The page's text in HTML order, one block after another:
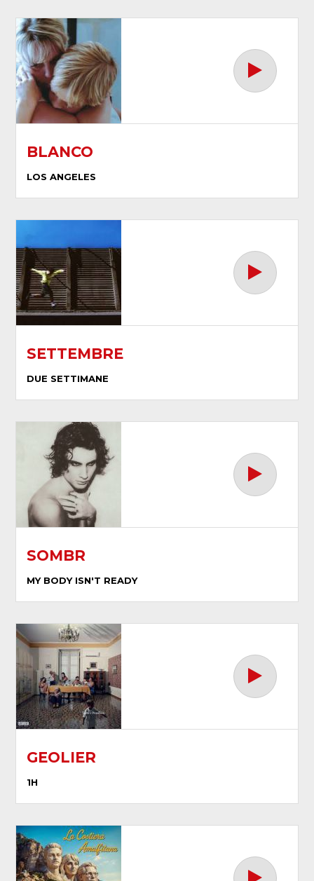
BLANCO
LOS ANGELES
SETTEMBRE
DUE SETTIMANE
SOMBR
MY BODY ISN'T READY
GEOLIER
1H